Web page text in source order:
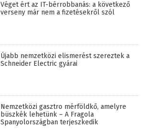
Véget ért az IT-bérrobbanás: a következő
verseny már nem a fizetésekről szól
Újabb nemzetközi elismerést szereztek a
Schneider Electric gyárai
Nemzetközi gasztro mérföldkő, amelyre
büszkék lehetünk – A Fragola
Spanyolországban terjeszkedik